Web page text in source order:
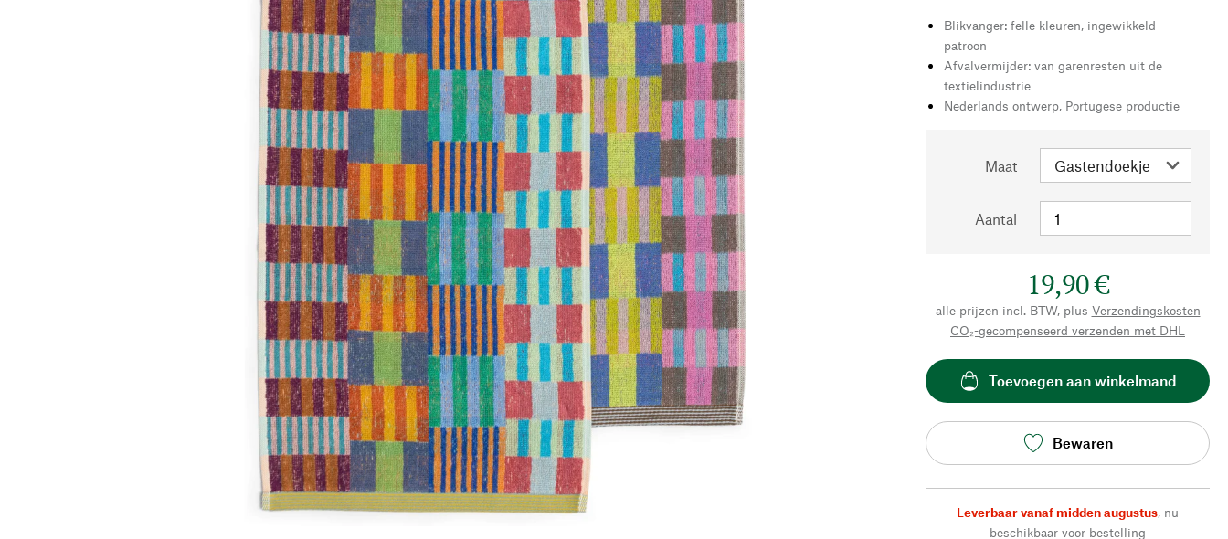
Blikvanger: felle kleuren, ingewikkeld
patroon
Afvalvermijder: van garenresten uit de
textielindustrie
Nederlands ontwerp, Portugese productie
Maat
Aantal
19,90 €
alle prijzen incl. BTW, plus Verzendingskosten
CO₂-gecompenseerd verzenden met DHL
Toevoegen aan winkelmand
Bewaren
Leverbaar vanaf midden augustus, nu
beschikbaar voor bestelling